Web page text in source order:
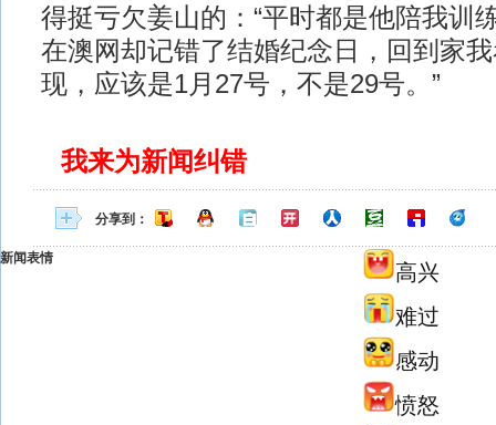
得挺亏欠姜山的：“平时都是他陪我训
在澳网却记错了结婚纪念日，回到家
现，应该是1月27号，不是29号。”
我来为新闻纠错
分享到：
新闻表情
高兴
难过
感动
愤怒